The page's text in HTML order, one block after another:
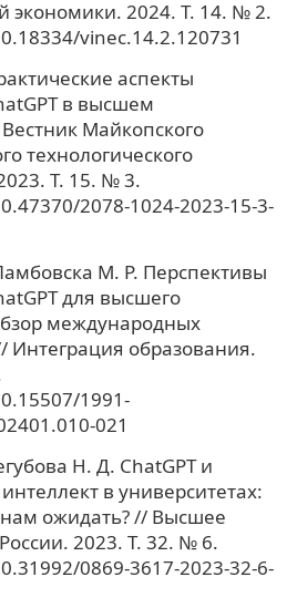
экономики. 2024. Т. 14. № 2.
vinec.14.2.120731
аспекты
в высшем
Майкопского
технологического
Т. 15. № 3.
2078-1024-2023-15-3-
М. Р. Перспективы
для высшего
международных
Интеграция образования.
1991-
021
Н. Д. ChatGPT и
в университетах:
ожидать? // Высшее
2023. Т. 32. № 6.
0869-3617-2023-32-6-